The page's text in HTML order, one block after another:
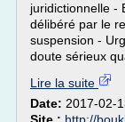
juridictionnelle -
délibéré par le
suspension -
doute sérieux
Lire la suite
Date: 2017-02-